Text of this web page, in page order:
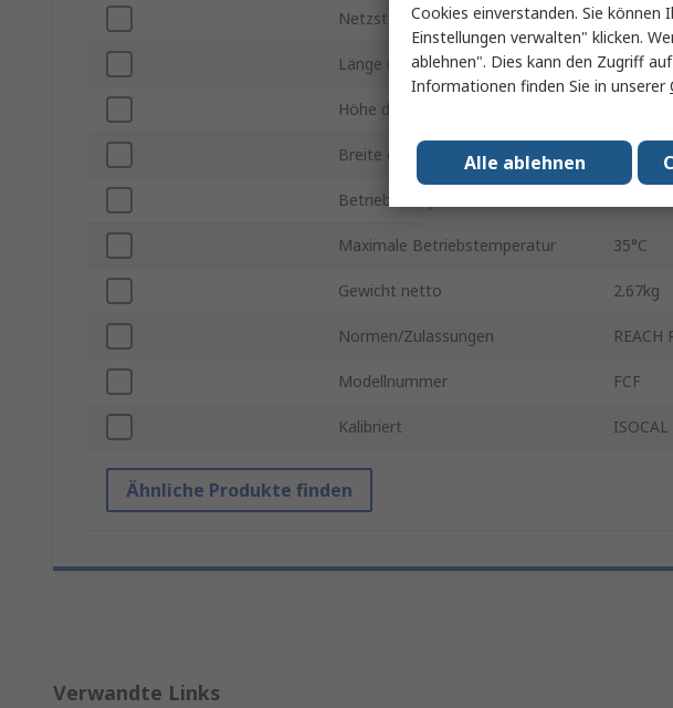
Netzstecker Typ Typ C
Länge der Waagschale 270mm
Höhe der Waagschale
Breite der Waagschale 345mm
Betriebstemperatur min.
Maximale Betriebstemperatur 35°C
Gewicht netto 2.67kg
Normen/Zulassungen
Modellnummer FCF
Kalibriert ISOCAL
Ähnliche Produkte finden
Verwandte Links
Cookies einverstanden. Sie können
Einstellungen verwalten" klicken.
ablehnen". Dies kann den Zugriff
Informationen finden Sie in unserer
Alle ablehnen